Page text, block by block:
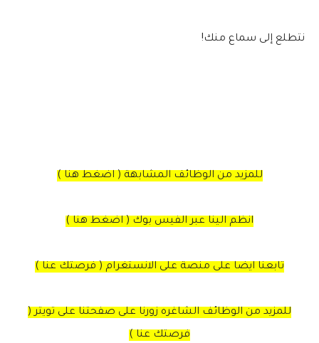
نتطلع إلى سماع منك!
للمزيد من الوظائف المشابهة ( اضغط هنا )
انظم الينا عبر الفيس بوك ( اضغط هنا )
تابعنا ايضا على منصة على الانستغرام ( فرصتك عنا )
للمزيد من الوظائف الشاغره زورنا على صفحتنا على تويتر (
فرصتك عنا )